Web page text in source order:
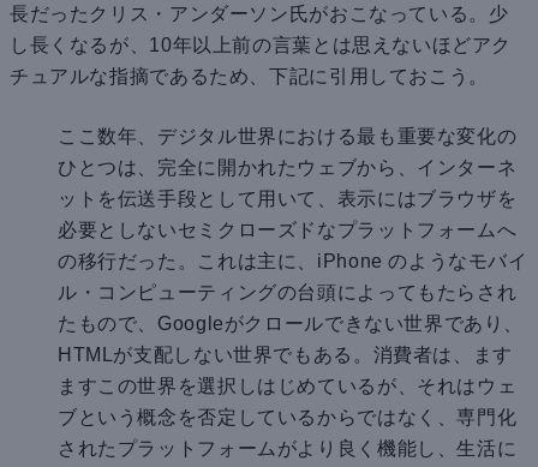
長だったクリス・アンダーソン氏がおこなっている。少
し長くなるが、10年以上前の言葉とは思えないほどアク
チュアルな指摘であるため、下記に引用しておこう。
ここ数年、デジタル世界における最も重要な変化の
ひとつは、完全に開かれたウェブから、インターネ
ットを伝送手段として用いて、表示にはブラウザを
必要としないセミクローズドなプラットフォームへ
の移行だった。これは主に、iPhone のようなモバイ
ル・コンピューティングの台頭によってもたらされ
たもので、Googleがクロールできない世界であり、
HTMLが支配しない世界でもある。消費者は、ます
ますこの世界を選択しはじめているが、それはウェ
ブという概念を否定しているからではなく、専門化
されたプラットフォームがより良く機能し、生活に